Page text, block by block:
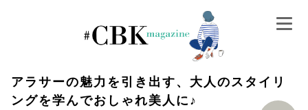
アラサーの魅力を引き出す、大人のスタイリ
ングを学んでおしゃれ美人に♪